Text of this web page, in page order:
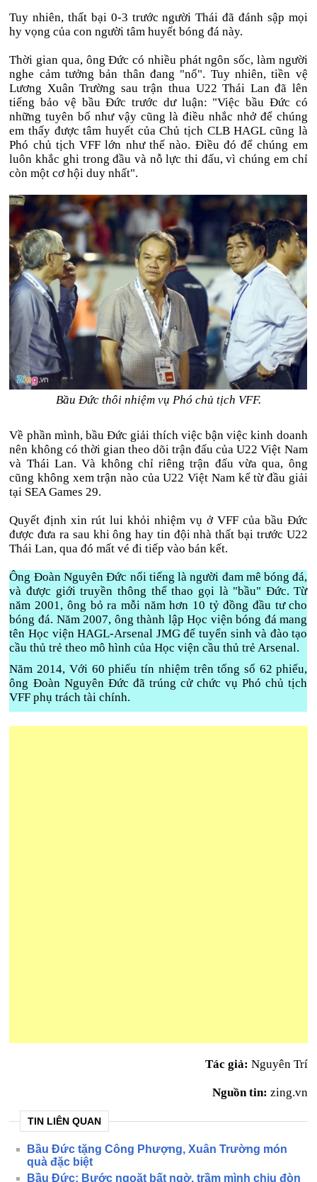
Tuy nhiên, thất bại 0-3 trước người Thái đã đánh sập mọi
hy vọng của con người tâm huyết bóng đá này.
Thời gian qua, ông Đức có nhiều phát ngôn sốc, làm người
nghe cảm tưởng bản thân đang "nổ". Tuy nhiên, tiền vệ
Lương Xuân Trường sau trận thua U22 Thái Lan đã lên
tiếng bảo vệ bầu Đức trước dư luận: "Việc bầu Đức có
những tuyên bố như vậy cũng là điều nhắc nhở để chúng
em thấy được tâm huyết của Chủ tịch CLB HAGL cũng là
Phó chủ tịch VFF lớn như thế nào. Điều đó để chúng em
luôn khắc ghi trong đầu và nỗ lực thi đấu, vì chúng em chỉ
còn một cơ hội duy nhất".
Bầu Đức thôi nhiệm vụ Phó chủ tịch VFF.
Về phần mình, bầu Đức giải thích việc bận việc kinh doanh
nên không có thời gian theo dõi trận đấu của U22 Việt Nam
và Thái Lan. Và không chỉ riêng trận đấu vừa qua, ông
cũng không xem trận nào của U22 Việt Nam kể từ đầu giải
tại SEA Games 29.
Quyết định xin rút lui khỏi nhiệm vụ ở VFF của bầu Đức
được đưa ra sau khi ông hay tin đội nhà thất bại trước U22
Thái Lan, qua đó mất vé đi tiếp vào bán kết.
Ông Đoàn Nguyên Đức nổi tiếng là người đam mê bóng đá,
và được giới truyền thông thể thao gọi là "bầu" Đức. Từ
năm 2001, ông bỏ ra mỗi năm hơn 10 tỷ đồng đầu tư cho
bóng đá. Năm 2007, ông thành lập Học viện bóng đá mang
tên Học viện HAGL-Arsenal JMG để tuyển sinh và đào tạo
cầu thủ trẻ theo mô hình của Học viện cầu thủ trẻ Arsenal.
Năm 2014, Với 60 phiếu tín nhiệm trên tổng số 62 phiếu,
ông Đoàn Nguyên Đức đã trúng cử chức vụ Phó chủ tịch
VFF phụ trách tài chính.
Tác giả: Nguyên Trí
Nguồn tin: zing.vn
TIN LIÊN QUAN
Bầu Đức tặng Công Phượng, Xuân Trường món
quà đặc biệt
Bầu Đức: Bước ngoặt bất ngờ, trầm mình chịu đòn